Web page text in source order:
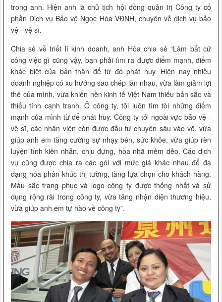
trong anh. Hiện anh là chủ tịch hội đồng quản trị Công ty cổ
phần Dịch vụ Bảo vệ Ngọc Hòa VĐNH, chuyên về dịch vụ bảo
vệ - vệ sĩ.
Chia sẻ về triết lí kinh doanh, anh Hòa chia sẻ “Làm bất cứ
công việc gì cũng vậy, bạn phải tìm ra được điểm mạnh, điểm
khác biệt của bản thân để từ đó phát huy. Hiện nay nhiều
doanh nghiệp có xu hướng sao chép lẫn nhau, vừa làm giảm lợi
thế của mình, vừa khiến nền kinh tế Việt Nam thiếu bản sắc và
thiếu tính cạnh tranh. Ở công ty, tôi luôn tìm tòi những điểm
mạnh của mình từ để phát huy. Công ty tôi ngoài vực bảo vệ -
vệ sĩ, các nhân viên còn được đầu tư chuyên sâu vào võ, vừa
giúp anh em tăng cường sự nhạy bén, sức khỏe, vừa giúp rèn
luyện tính kiên nhẫn, chịu đựng, hòa nhã mềm dẻo. Các dịch
vụ cũng được chia ra các gói với mức giá khác nhau để đa
dạng hóa phân khúc thị tường, tăng lựa chọn cho khách hàng.
Màu sắc trang phục và logo công ty được thống nhất và sử
dụng rộng rãi trong công ty, vừa tăng nhận diện thương hiệu,
vừa giúp anh em tự hào về công ty”.